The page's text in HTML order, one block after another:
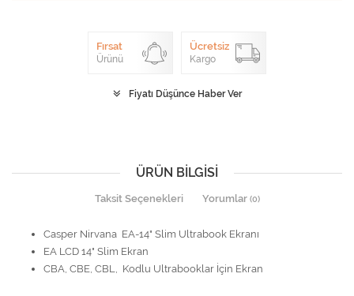
Fırsat
Ürünü
Ücretsiz
Kargo
Fiyatı Düşünce Haber Ver
ÜRÜN BILGISI
Taksit Seçenekleri Yorumlar (0)
Casper Nirvana EA-14" Slim Ultrabook Ekranı
EA LCD 14" Slim Ekran
CBA, CBE, CBL, Kodlu Ultrabooklar İçin Ekran